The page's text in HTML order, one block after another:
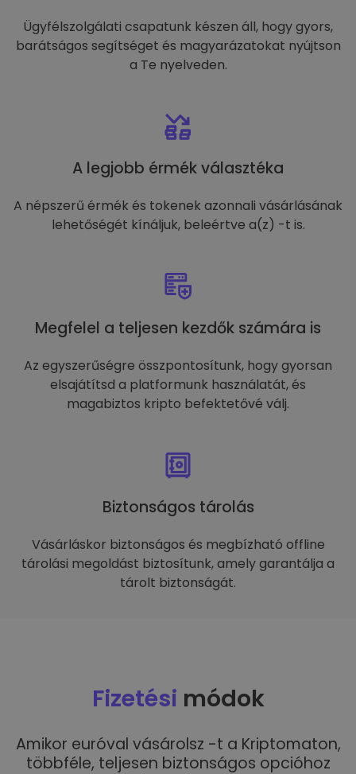
Ügyfélszolgálati csapatunk készen áll, hogy gyors,
barátságos segítséget és magyarázatokat nyújtson
a Te nyelveden.
A legjobb érmék választéka
A népszerű érmék és tokenek azonnali vásárlásának
lehetőségét kínáljuk, beleértve a(z) -t is.
Megfelel a teljesen kezdők számára is
Az egyszerűségre összpontosítunk, hogy gyorsan
elsajátítsd a platformunk használatát, és
magabiztos kripto befektetővé válj.
Biztonságos tárolás
Vásárláskor biztonságos és megbízható offline
tárolási megoldást biztosítunk, amely garantálja a
tárolt biztonságát.
Fizetési módok
Amikor euróval vásárolsz -t a Kriptomaton,
többféle, teljesen biztonságos opcióhoz